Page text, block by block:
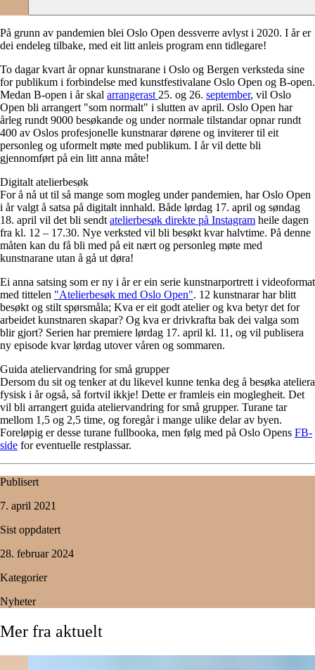
På grunn av pandemien blei Oslo Open dessverre avlyst i 2020. I år er
dei endeleg tilbake, med eit litt anleis program enn tidlegare!
To dagar kvart år opnar kunstnarane i Oslo og Bergen verksteda sine
for publikum i forbindelse med kunstfestivalane Oslo Open og B-open.
Medan B-open i år skal arrangerast 25. og 26. september, vil Oslo
Open bli arrangert "som normalt" i slutten av april. Oslo Open har
årleg rundt 9000 besøkande og under normale tilstandar opnar rundt
400 av Oslos profesjonelle kunstnarar dørene og inviterer til eit
personleg og uformelt møte med publikum. I år vil dette bli
gjennomført på ein litt anna måte!
Digitalt atelierbesøk
For å nå ut til så mange som mogleg under pandemien, har Oslo Open
i år valgt å satsa på digitalt innhald. Både lørdag 17. april og søndag
18. april vil det bli sendt atelierbesøk direkte på Instagram heile dagen
fra kl. 12 – 17.30. Nye verksted vil bli besøkt kvar halvtime. På denne
måten kan du få bli med på eit nært og personleg møte med
kunstnarane utan å gå ut døra!
Ei anna satsing som er ny i år er ein serie kunstnarportrett i videoformat
med tittelen "Atelierbesøk med Oslo Open". 12 kunstnarar har blitt
besøkt og stilt spørsmåla; Kva er eit godt atelier og kva betyr det for
arbeidet kunstnaren skapar? Og kva er drivkrafta bak dei valga som
blir gjort? Serien har premiere lørdag 17. april kl. 11, og vil publisera
ny episode kvar lørdag utover våren og sommaren.
Guida ateliervandring for små grupper
Dersom du sit og tenker at du likevel kunne tenka deg å besøka ateliera
fysisk i år også, så fortvil ikkje! Dette er framleis ein moglegheit. Det
vil bli arrangert guida ateliervandring for små grupper. Turane tar
mellom 1,5 og 2,5 time, og foregår i mange ulike delar av byen.
Foreløpig er desse turane fullbooka, men følg med på Oslo Opens FB-
side for eventuelle restplassar.
Publisert
7. april 2021
Sist oppdatert
28. februar 2024
Kategorier
Nyheter
Mer fra aktuelt